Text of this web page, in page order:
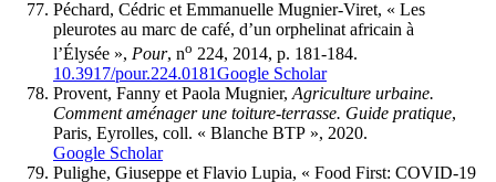
Péchard, Cédric et Emmanuelle Mugnier-Viret, « Les
pleurotes au marc de café, d’un orphelinat africain à
l’Élysée », Pour, no 224, 2014, p. 181-184.
10.3917/pour.224.0181Google Scholar
Provent, Fanny et Paola Mugnier, Agriculture urbaine.
Comment aménager une toiture-terrasse. Guide pratique,
Paris, Eyrolles, coll. « Blanche BTP », 2020.
Google Scholar
Pulighe, Giuseppe et Flavio Lupia, « Food First: COVID-19